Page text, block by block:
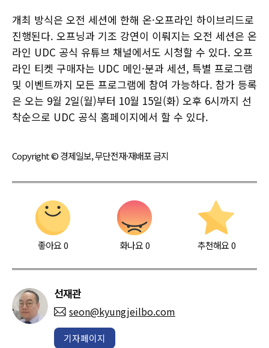
개최 방식은 오전 세션에 한해 온·오프라인 하이브리드로
진행된다. 오프닝과 기조 강연이 이뤄지는 오전 세션은 온
라인 UDC 공식 유튜브 채널에서도 시청할 수 있다. 오프
라인 티켓 구매자는 UDC 메인·분과 세션, 특별 프로그램
및 이벤트까지 모든 프로그램에 참여 가능하다. 참가 등록
은 오는 9월 2일(월)부터 10월 15일(화) 오후 6시까지 선
착순으로 UDC 공식 홈페이지에서 할 수 있다.
Copyright © 경제일보, 무단전재·재배포 금지
좋아요0 화나요0 추천해요 0
선재관
seon@kyungjeilbo.com
기자페이지